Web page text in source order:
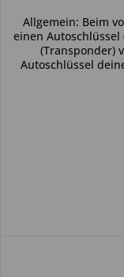
Allgemein: Beim
einen
(Transponder)
Autoschlüssel